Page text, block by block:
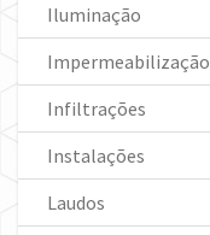
Iluminação
Impermeabilização
Infiltrações
Instalações
Laudos